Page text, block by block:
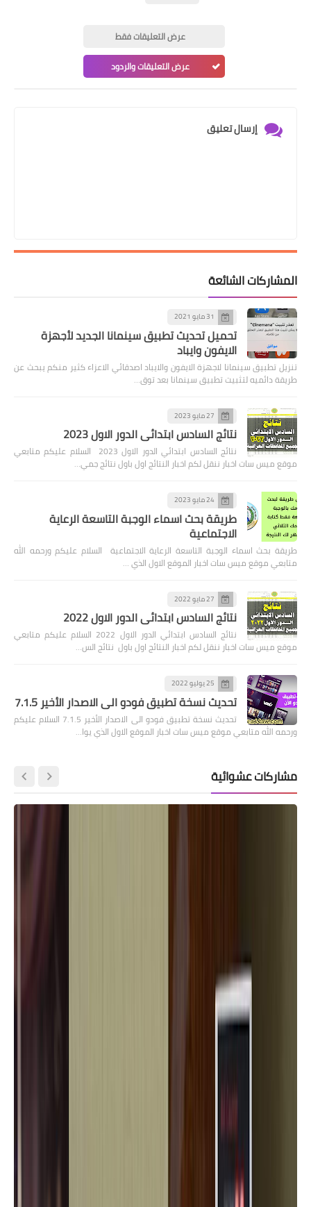
عرض التعليقات فقط
عرض التعليقات والردود
إرسال تعليق
المشاركات الشائعة
31 مايو 2021
تحميل تحديث تطبيق سينمانا الجديد لأجهزة
الايفون وايباد
تنزيل تطبيق سينمانا لاجهزة الايفون والايباد اصدقائي الاعزاء كثير منكم يبحث عن
طريقة دائميه لتثبيت تطبيق سينمانا بعد توق…
27 مايو 2023
نتائج السادس ابتدائي الدور الاول 2023
نتائج السادس ابتدائي الدور الاول 2023 السلام عليكم متابعي
موقع ميس سات اخبار ننقل لكم اخبار النتائج اول باول نتائج جمي…
24 مايو 2023
طريقة بحث اسماء الوجبة التاسعة الرعاية
الاجتماعية
طريقة بحث اسماء الوجبة التاسعة الرعاية الاجتماعية السلام عليكم ورحمه الله
متابعي موقع ميس سات اخبار الموقع الاول الذي …
27 مايو 2022
نتائج السادس ابتدائي الدور الاول 2022
نتائج السادس ابتدائي الدور الاول 2022 السلام عليكم متابعي
موقع ميس سات اخبار ننقل لكم اخبار النتائج اول باول نتائج الس…
25 يوليو 2022
تحديث نسخة تطبيق فودو الى الاصدار الأخير 7.1.5
تحديث نسخة تطبيق فودو الى الاصدار الأخير 7.1.5 السلام عليكم
ورحمه الله متابعي موقع ميس سات اخبار الموقع الاول الذي يوا…
مشاركات عشوائية